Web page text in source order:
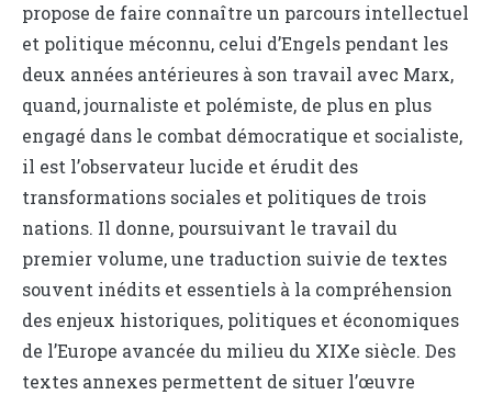
propose de faire connaître un parcours intellectuel
et politique méconnu, celui d’Engels pendant les
deux années antérieures à son travail avec Marx,
quand, journaliste et polémiste, de plus en plus
engagé dans le combat démocratique et socialiste,
il est l’observateur lucide et érudit des
transformations sociales et politiques de trois
nations. Il donne, poursuivant le travail du
premier volume, une traduction suivie de textes
souvent inédits et essentiels à la compréhension
des enjeux historiques, politiques et économiques
de l’Europe avancée du milieu du XIXe siècle. Des
textes annexes permettent de situer l’œuvre